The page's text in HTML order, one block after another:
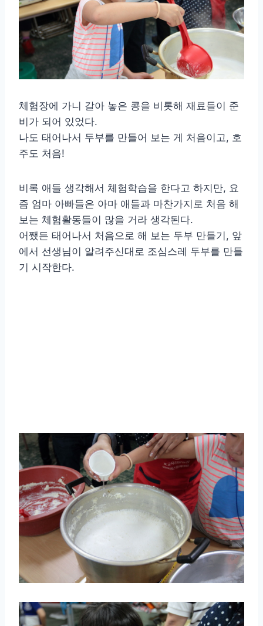
체험장에 가니 갈아 놓은 콩을 비롯해 재료들이 준
비가 되어 있었다.
나도 태어나서 두부를 만들어 보는 게 처음이고, 호
주도 처음!
비록 애들 생각해서 체험학습을 한다고 하지만, 요
즘 엄마 아빠들은 아마 애들과 마찬가지로 처음 해
보는 체험활동들이 많을 거라 생각된다.
어쨌든 태어나서 처음으로 해 보는 두부 만들기, 앞
에서 선생님이 알려주신대로 조심스레 두부를 만들
기 시작한다.